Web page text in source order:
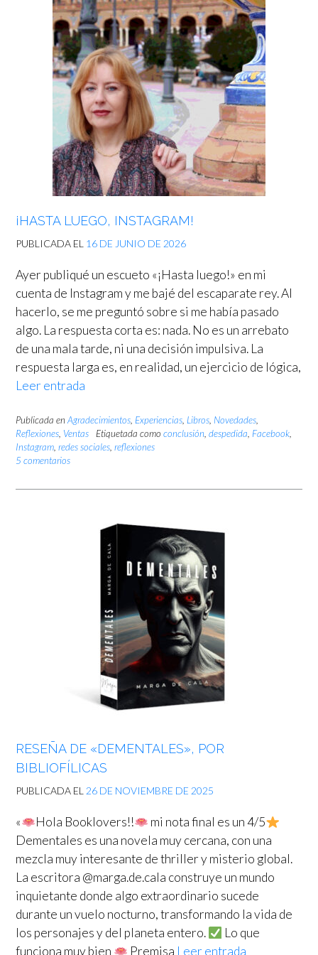
¡HASTA LUEGO, INSTAGRAM!
PUBLICADA EL 16 DE JUNIO DE 2026
Ayer publiqué un escueto «¡Hasta luego!» en mi
cuenta de Instagram y me bajé del escaparate rey. Al
hacerlo, se me preguntó sobre si me había pasado
algo. La respuesta corta es: nada. No es un arrebato
de una mala tarde, ni una decisión impulsiva. La
respuesta larga es, en realidad, un ejercicio de lógica,
Leer entrada
Publicada enAgradecimientos, Experiencias, Libros, Novedades,
Reflexiones, Ventas Etiquetada como conclusión, despedida, Facebook,
Instagram, redes sociales, reflexiones
5 comentarios
RESEÑA DE «DEMENTALES», POR
BIBLIOFÍLICAS
PUBLICADA EL 26 DE NOVIEMBRE DE 2025
« Hola Booklovers!!
mi nota final es un 4/5
Dementales es una novela muy cercana, con una
mezcla muy interesante de thriller y misterio global.
La escritora @marga.de.cala construye un mundo
inquietante donde algo extraordinario sucede
durante un vuelo nocturno, transformando la vida de
los personajes y del planeta entero.
Lo que
funciona muy bien
Premisa Leer entrada